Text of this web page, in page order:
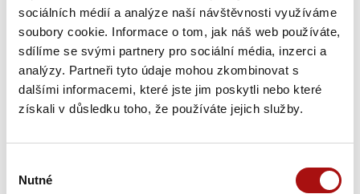
sociálních médií a analýze naší návštěvnosti využíváme
soubory cookie. Informace o tom, jak náš web používáte,
sdílíme se svými partnery pro sociální média, inzerci a
analýzy. Partneři tyto údaje mohou zkombinovat s
dalšími informacemi, které jste jim poskytli nebo které
získali v důsledku toho, že používáte jejich služby.
souhlasu
Nutné
20. 08. 2026
Hudba na vinicích: KOLLÁROVCI – CHÂTEAU
VALTICE, Valtice
20. 08. 2026